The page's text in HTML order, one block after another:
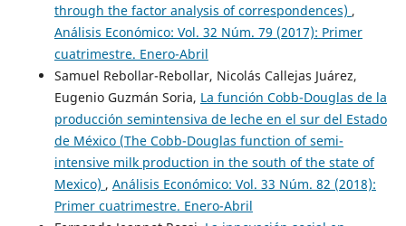
through the factor analysis of correspondences) ,
Análisis Económico: Vol. 32 Núm. 79 (2017): Primer
cuatrimestre. Enero-Abril
Samuel Rebollar-Rebollar, Nicolás Callejas Juárez,
Eugenio Guzmán Soria, La función Cobb-Douglas de la
producción semintensiva de leche en el sur del Estado
de México (The Cobb-Douglas function of semi-
intensive milk production in the south of the state of
Mexico) , Análisis Económico: Vol. 33 Núm. 82 (2018):
Primer cuatrimestre. Enero-Abril